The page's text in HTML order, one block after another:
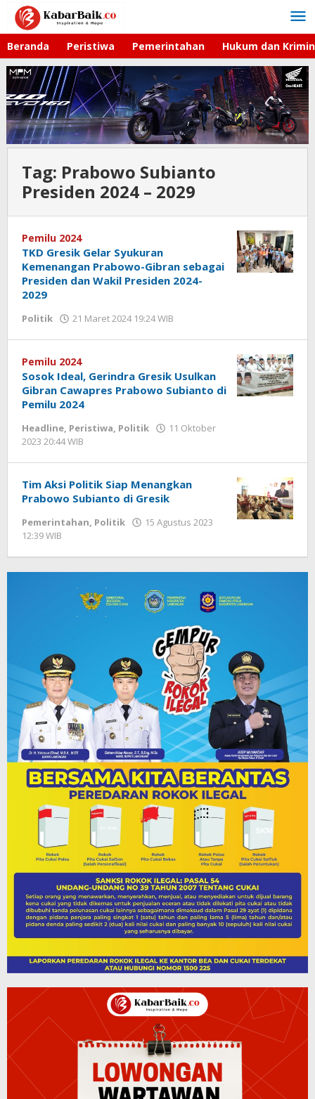
Lewati
konten
Beranda Peristiwa Pemerintahan Hukum dan
Tag: Prabowo Subianto
Presiden 2024 – 2029
Pemilu 2024
TKD Gresik Gelar Syukuran
Kemenangan Prabowo-Gibran sebagai
Presiden dan Wakil Presiden 2024-
2029
Politik 21 Maret 2024 19:24 WIB
Pemilu 2024
Sosok Ideal, Gerindra Gresik Usulkan
Gibran Cawapres Prabowo Subianto di
Pemilu 2024
Headline, Peristiwa, Politik
11 Oktober
2023 20:44 WIB
Tim Aksi Politik Siap Menangkan
Prabowo Subianto di Gresik
Pemerintahan, Politik
15 Agustus 2023
12:39 WIB